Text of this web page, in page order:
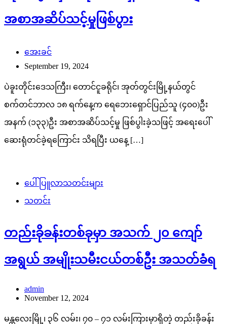
အစာအဆိပ်သင့်မှုဖြစ်ပွား
အေးခင်
September 19, 2024
ပဲခူးတိုင်းဒေသကြီး၊ တောင်ငူခရိုင်၊ အုတ်တွင်းမြို့နယ်တွင်
စက်တင်ဘာလ ၁၈ ရက်နေ့က ရေဘေးရှောင်ပြည်သူ (၄၀၀)ဦး
အနက် (၁၃၃)ဦး အစာအဆိပ်သင့်မှု ဖြစ်ပွါးခဲ့သဖြင့် အရေးပေါ်
ဆေးရုံတင်ခဲ့ရကြောင်း သိရပြီး ယနေ့ […]
ပေါ်ပြူလာသတင်းများ
သတင်း
တည်းခိုခန်းတစ်ခုမှာ အသက် ၂၀ ကျော်
အရွယ် အမျိုးသမီးငယ်တစ်ဦး အသတ်ခံရ
admin
November 12, 2024
မန္တလေးမြို့၊ ၃၆ လမ်း၊ ၇၀ – ၇၁ လမ်းကြားမှာရှိတဲ့ တည်းခိုခန်း